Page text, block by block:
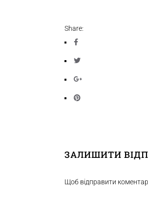
Share:
ЗАЛИШИТИ
Щоб відправити